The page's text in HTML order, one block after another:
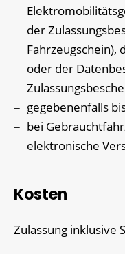
der
Fahrzeugschein),
oder der
gegebenenfalls
bei
elektronische
Kosten
Zulassung inklusive